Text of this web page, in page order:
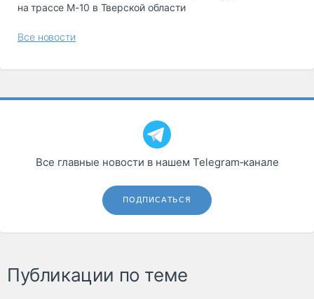
на трассе М-10 в Тверской области
Все новости
Все главные новости в нашем Telegram‑канале
ПОДПИСАТЬСЯ
Публикации по теме